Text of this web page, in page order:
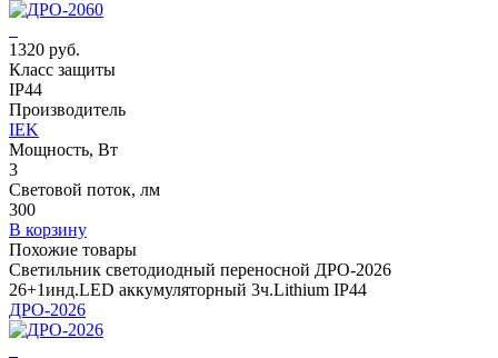
1320 руб.
Класс защиты
IP44
Производитель
IEK
Мощность, Вт
3
Световой поток, лм
300
В корзину
Похожие товары
Светильник светодиодный переносной ДРО-2026
26+1инд.LED аккумуляторный 3ч.Lithium IP44
ДРО-2026